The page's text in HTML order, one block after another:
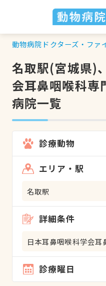
動物病院ドクターズ・ファ
名取駅(宮城県)
会耳鼻咽喉科専
病院一覧
診療動物
エリア・駅
名取駅
詳細条件
日本耳鼻咽喉科学会耳
診療曜日